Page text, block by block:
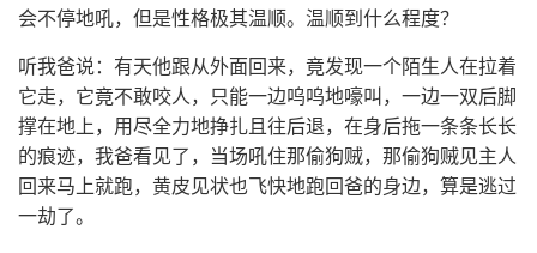
会不停地吼，但是性格极其温顺。温顺到什么程度？
听我爸说：有天他跟从外面回来，竟发现一个陌生人在拉着
它走，它竟不敢咬人，只能一边呜呜地嚎叫，一边一双后脚
撑在地上，用尽全力地挣扎且往后退，在身后拖一条条长长
的痕迹，我爸看见了，当场吼住那偷狗贼，那偷狗贼见主人
回来马上就跑，黄皮见状也飞快地跑回爸的身边，算是逃过
一劫了。